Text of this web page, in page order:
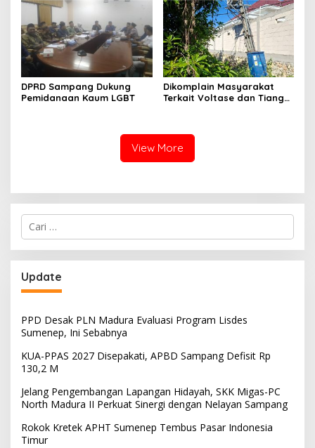
Nelayan Sampang
DPRD Sampang Dukung
Pemidanaan Kaum LGBT
Dikomplain Masyarakat
Terkait Voltase dan Tiang
View More
Cari
untuk:
Update
PPD Desak PLN Madura Evaluasi Program Lisdes
Sumenep, Ini Sebabnya
KUA-PPAS 2027 Disepakati, APBD Sampang Defisit Rp
130,2 M
Jelang Pengembangan Lapangan Hidayah, SKK Migas-PC
North Madura II Perkuat Sinergi dengan Nelayan Sampang
Rokok Kretek APHT Sumenep Tembus Pasar Indonesia
Timur